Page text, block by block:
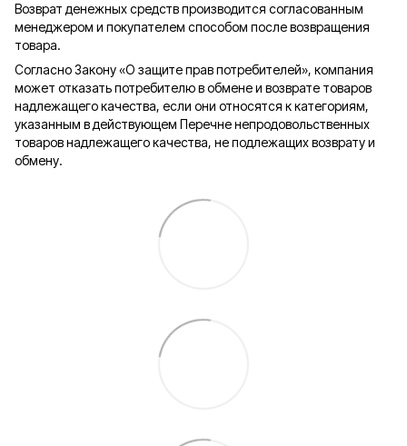
Возврат денежных средств производится согласованным
менеджером и покупателем способом после возвращения
товара.
Согласно Закону «О защите прав потребителей», компания
может отказать потребителю в обмене и возврате товаров
надлежащего качества, если они относятся к категориям,
указанным в действующем Перечне непродовольственных
товаров надлежащего качества, не подлежащих возврату и
обмену.